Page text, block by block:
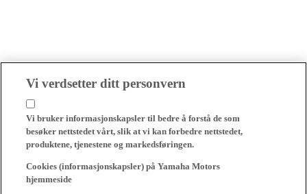
Vi verdsetter ditt personvern
Vi bruker informasjonskapsler til bedre å forstå de som
besøker nettstedet vårt, slik at vi kan forbedre nettstedet,
produktene, tjenestene og markedsføringen.
Cookies (informasjonskapsler) på Yamaha Motors
hjemmeside